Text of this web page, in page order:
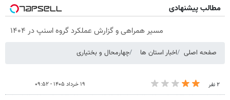
مطالب پیشنهادی
مسیر همراهی و گزارش عملکرد گروه اسنپ در ۱۴۰۴
صفحه اصلی اخبار استان ها چهارمحال و بختیاری
۲ نفر ۱۹ خرداد ۱۴۰۵ - ۰۹:۵۲